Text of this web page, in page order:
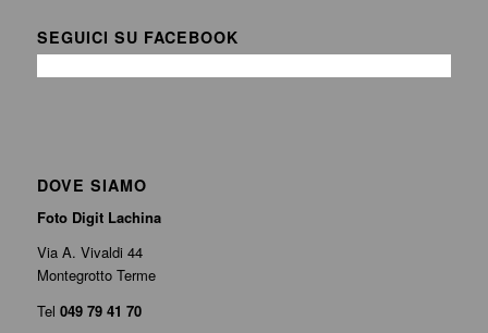
SEGUICI SU FACEBOOK
DOVE SIAMO
Foto Digit Lachina
Via A. Vivaldi 44
Montegrotto Terme
Tel 049 79 41 70